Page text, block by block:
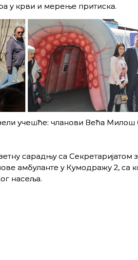
у крви и мерење притиска.
учешће: чланови Већа Милош
сарадњу са Секретаријатом
амбуланте у Кумодражу 2, са
насеља.